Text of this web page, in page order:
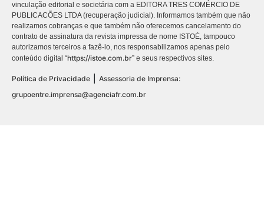
vinculação editorial e societária com a EDITORA TRES COMÉRCIO DE
PUBLICACÕES LTDA (recuperação judicial). Informamos também que não
realizamos cobranças e que também não oferecemos cancelamento do
contrato de assinatura da revista impressa de nome ISTOÉ, tampouco
autorizamos terceiros a fazê-lo, nos responsabilizamos apenas pelo
conteúdo digital “https://istoe.com.br” e seus respectivos sites.
Política de Privacidade
Assessoria de Imprensa:
grupoentre.imprensa@agenciafr.com.br